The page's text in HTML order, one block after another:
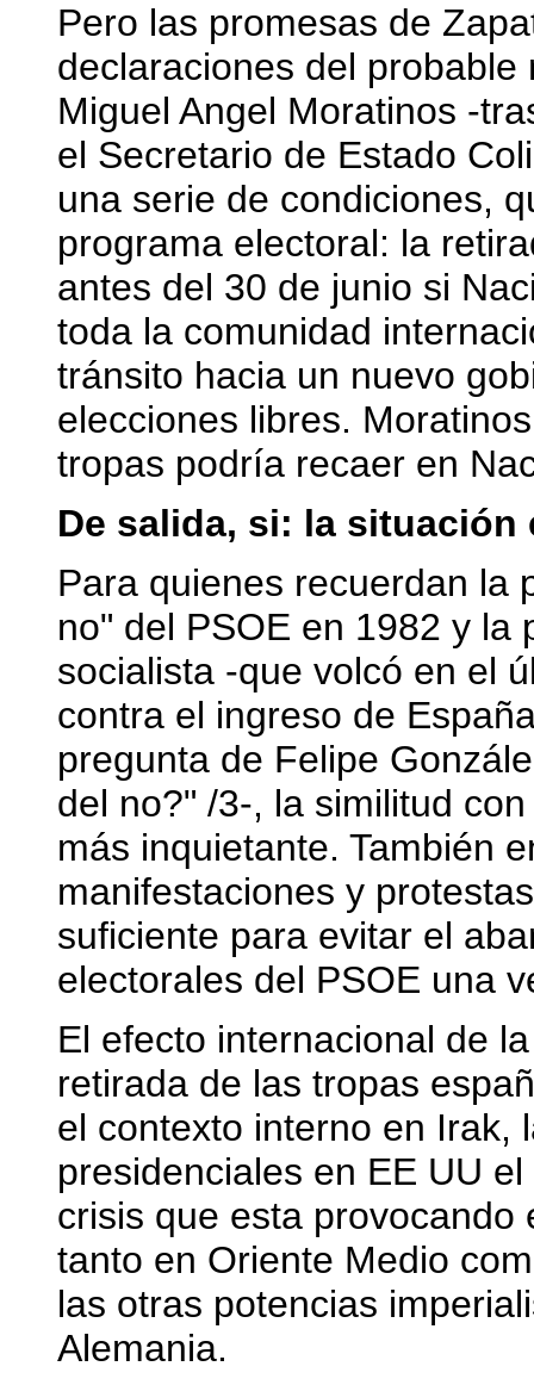
Pero las promesas de
declaraciones del
Miguel Angel Moratinos -
el Secretario de Estado
una serie de condiciones,
programa electoral: la
antes del 30 de junio si
toda la comunidad
tránsito hacia un nuevo
elecciones libres.
tropas podría recaer en
De salida, si: la situación
Para quienes recuerdan la
no" del PSOE en 1982 y la
socialista -que volcó en el
contra el ingreso de
pregunta de Felipe
del no?" /3-, la similitud
más inquietante. También
manifestaciones y
suficiente para evitar el
electorales del PSOE una
El efecto internacional de
retirada de las tropas
el contexto interno en Irak,
presidenciales en EE UU
crisis que esta
tanto en Oriente Medio
las otras potencias
Alemania.